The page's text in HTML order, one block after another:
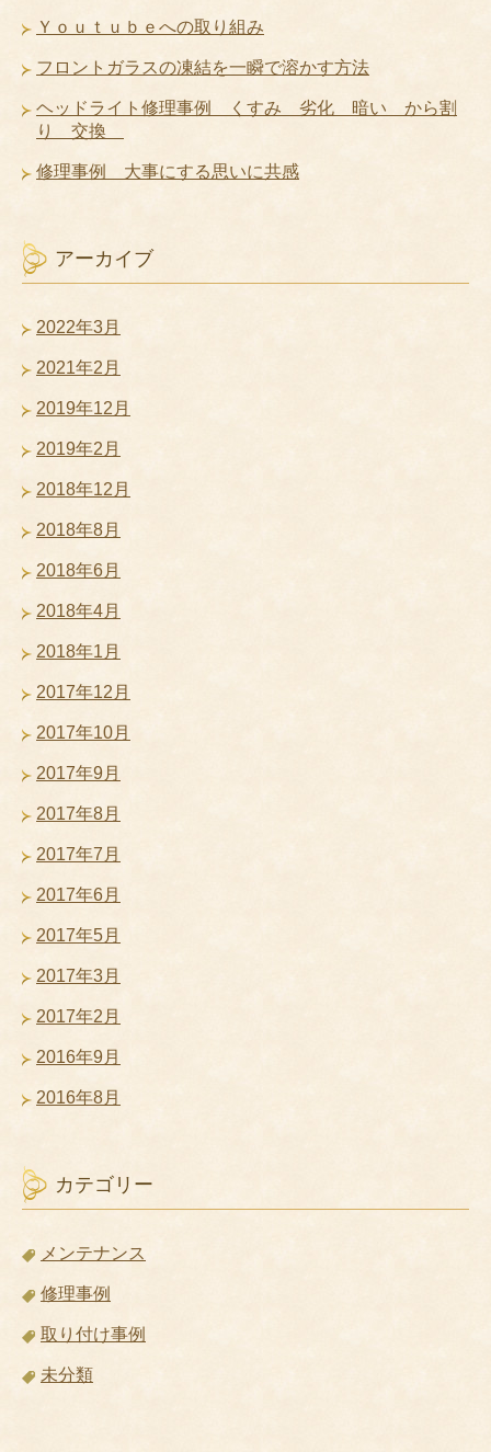
Ｙｏｕｔｕｂｅへの取り組み
フロントガラスの凍結を一瞬で溶かす方法
ヘッドライト修理事例 くすみ 劣化 暗い から割
り 交換
修理事例 大事にする思いに共感
アーカイブ
2022年3月
2021年2月
2019年12月
2019年2月
2018年12月
2018年8月
2018年6月
2018年4月
2018年1月
2017年12月
2017年10月
2017年9月
2017年8月
2017年7月
2017年6月
2017年5月
2017年3月
2017年2月
2016年9月
2016年8月
カテゴリー
メンテナンス
修理事例
取り付け事例
未分類